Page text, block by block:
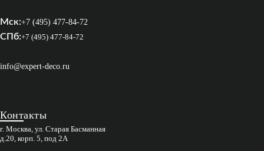
Мск:+7 (495) 477-84-72
СПб:+7 (495) 477-84-72
info@expert-deco.ru
Контакты
г. Москва, ул. Старая Басманная
д.20, корп. 5, под 2А